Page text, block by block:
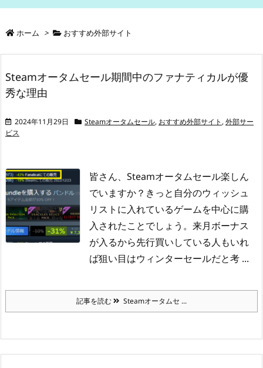
ホーム > おすすめ外部サイト
Steamオータムセール期間中のファナティカルが優
秀な理由
2024年11月29日 Steamオータムセール, おすすめ外部サイト ,外部サー
ビス
皆さん、Steamオータムセール楽しん
でいますか？ きっと自分のウィッシュ
リストに入れているゲームを中心に購
入されたことでしょう。 来月ボーナス
が入るから先行買いしている人もいれ
ば狙い目はウィンターセールだと考 ...
記事を読む Steamオータムセ ...